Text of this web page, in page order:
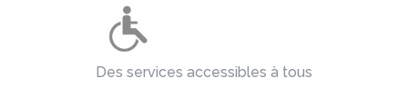
Des services accessibles à tous